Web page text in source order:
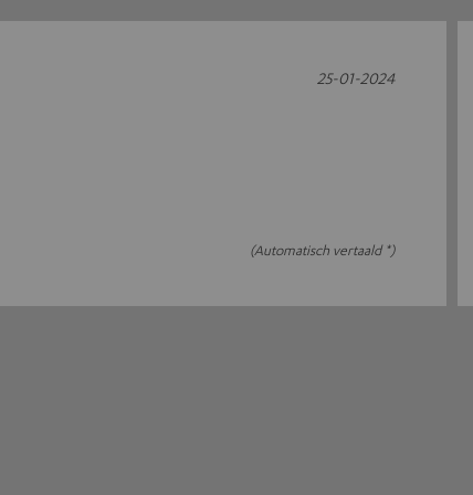
(Automatisch vertaald *)
25-01-2024